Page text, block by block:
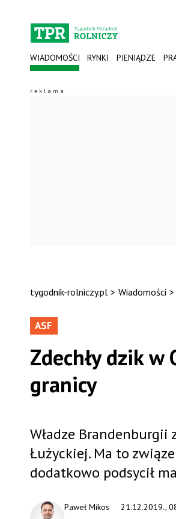
WIADOMOŚCI RYNKI PIENIĄDZE
tygodnik-rolniczy.pl > Wiadomości >
ASF
Zdechły dzik
granicy
21.12.2019.,
Paweł Mikos
Władze Brandenburgii
Łużyckiej. Ma to
dodatkowo podsycił